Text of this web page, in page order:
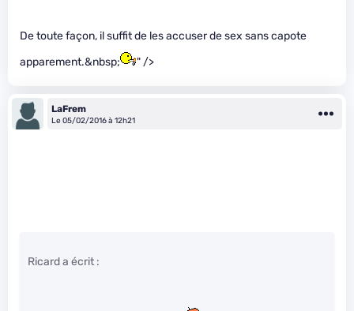
De toute façon, il suffit de les accuser de sex sans capote
apparement.&nbsp;
" />
LaFrem
Le 05/02/2016 à 12h21
Ricard a écrit :